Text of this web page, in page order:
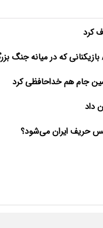
کرد
جام هم خداحافظی کرد
داد